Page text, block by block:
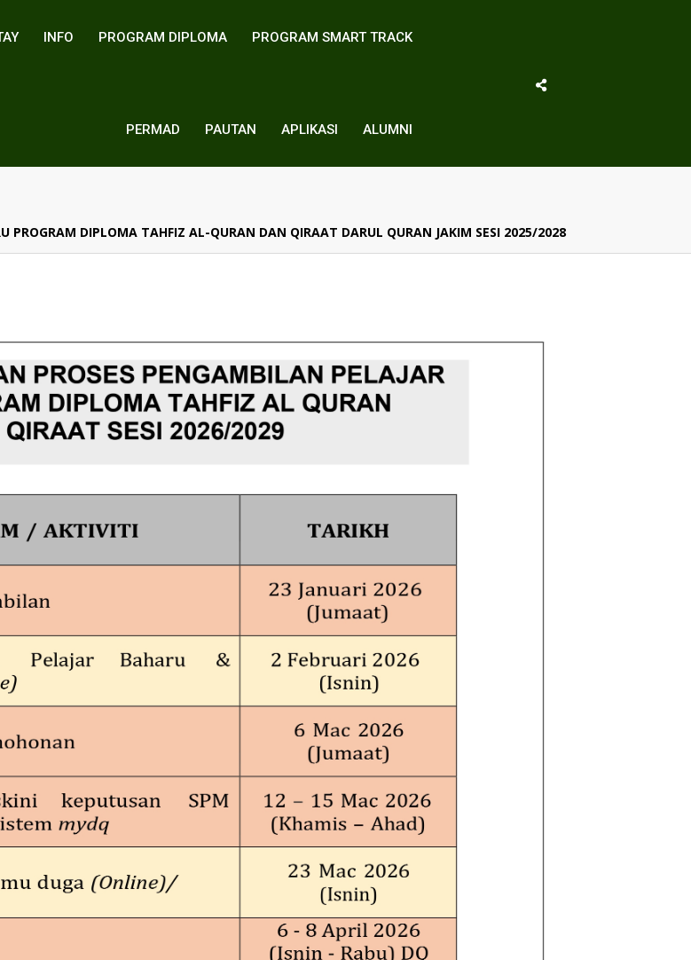
INFO PROGRAM DIPLOMA PROGRAM SMART TRACK
PERMAD PAUTAN APLIKASI ALUMNI
PROGRAM DIPLOMA TAHFIZ AL-QURAN DAN QIRAAT DARUL QURAN JAKIM SESI 2025/2028